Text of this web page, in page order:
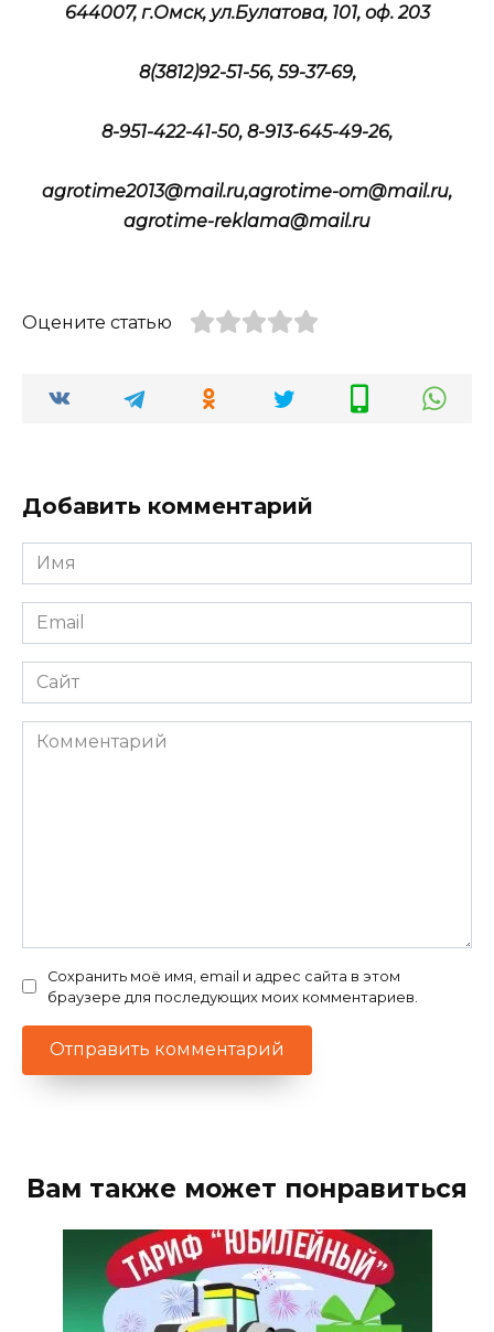
644007, г.Омск, ул.Булатова, 101, оф. 203
8(3812)92-51-56, 59-37-69,
8-951-422-41-50, 8-913-645-49-26,
agrotime2013@mail.ru,agrotime-om@mail.ru,
agrotime-reklama@mail.ru
Оцените статью
Добавить комментарий
Имя
*
Email
*
Сайт
Комментарий
Сохранить моё имя, email и адрес сайта в этом
браузере для последующих моих комментариев.
Вам также может понравиться